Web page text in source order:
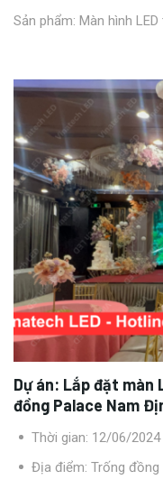
Sản phẩm: Màn hình
Dự án: Lắp đặt màn
đồng Palace Nam
Thời gian: 12/06/2024
Địa điểm: Trống